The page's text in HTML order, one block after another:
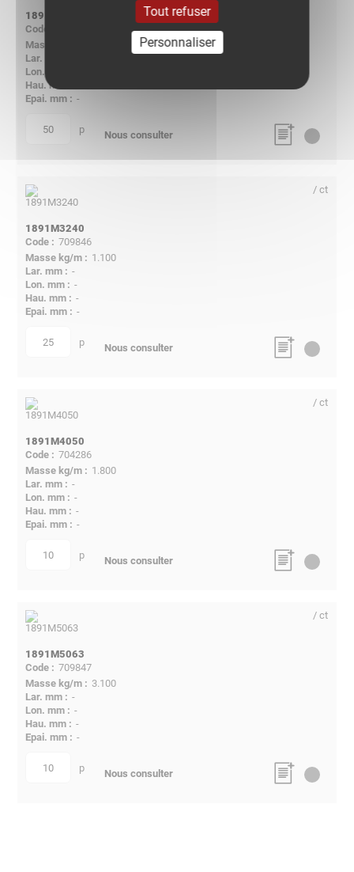
1891M2532
-
quantité p Nous consulter
1891M3240
709846
1.100
-
-
-
-
quantité p
/ ct
Nous consulter
1891M4050
704286
1.800
-
-
-
-
quantité p
/ ct
Nous consulter
1891M5063
709847
3.100
-
-
-
-
quantité p
/ ct
Nous consulter
Tout refuser
Personnaliser